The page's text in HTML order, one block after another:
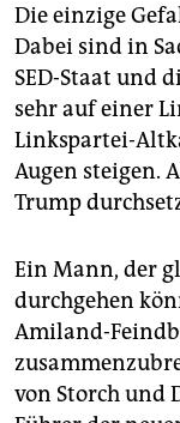
Die einzige
Dabei sind in
SED-Staat und
sehr auf einer
Linkspartei-
Augen steigen.
Trump
Ein Mann, der
durchgehen
Amiland-
von Storch und